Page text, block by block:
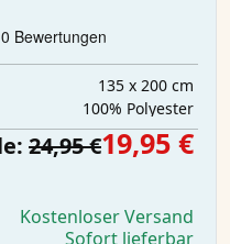
135 x 200 cm
‎100% Polyester
24,95 €19,95 €
Kostenloser Versand
Sofort lieferbar